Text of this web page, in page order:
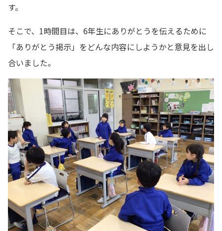
す。
そこで、1時間目は、6年生にありがとうを伝えるために
「ありがとう掲示」をどんな内容にしようかと意見を出し
合いました。